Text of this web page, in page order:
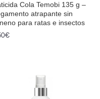
Cola Temobi 135 g –
atrapante sin
para ratas e insectos